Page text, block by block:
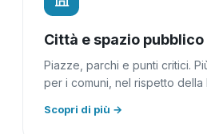
Città e spazio pubblico
Piazze, parchi e punti critici.
per i comuni, nel rispetto della
Scopri di più →